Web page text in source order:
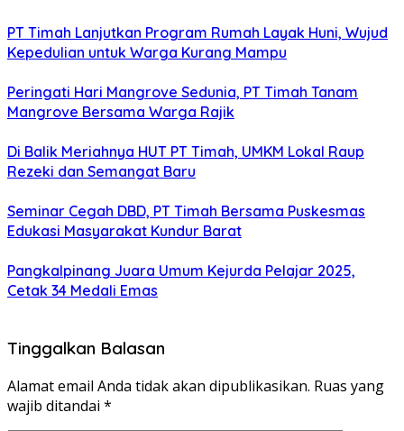
PT Timah Lanjutkan Program Rumah Layak Huni, Wujud
Kepedulian untuk Warga Kurang Mampu
Peringati Hari Mangrove Sedunia, PT Timah Tanam
Mangrove Bersama Warga Rajik
Di Balik Meriahnya HUT PT Timah, UMKM Lokal Raup
Rezeki dan Semangat Baru
Seminar Cegah DBD, PT Timah Bersama Puskesmas
Edukasi Masyarakat Kundur Barat
Pangkalpinang Juara Umum Kejurda Pelajar 2025,
Cetak 34 Medali Emas
Tinggalkan Balasan
Alamat email Anda tidak akan dipublikasikan. Ruas yang
wajib ditandai *